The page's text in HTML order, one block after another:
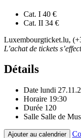
Cat. I 40 €
Cat. II 34 €
Luxembourgticket.lu,
L’achat de tickets
Détails
Date lundi
Horaire 19:30
Durée 120
Salle Salle de
Ajouter au calendrier